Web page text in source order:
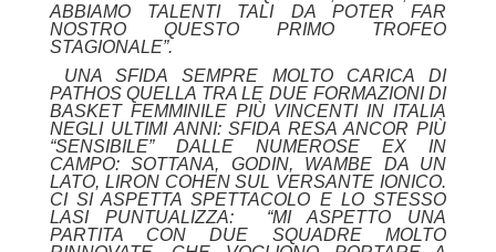
ABBIAMO TALENTI TALI DA POTER FAR
NOSTRO QUESTO PRIMO TROFEO
STAGIONALE”.
UNA SFIDA SEMPRE MOLTO CARICA DI
PATHOS QUELLA TRA LE DUE FORMAZIONI DI
BASKET FEMMINILE PIÙ VINCENTI IN ITALIA
NEGLI ULTIMI ANNI: SFIDA RESA ANCOR PIÙ
“SENSIBILE” DALLE NUMEROSE EX IN
CAMPO: SOTTANA, GODIN, WAMBE DA UN
LATO, LIRON COHEN SUL VERSANTE IONICO.
CI SI ASPETTA SPETTACOLO E LO STESSO
LASI PUNTUALIZZA: “MI ASPETTO UNA
PARTITA CON DUE SQUADRE MOLTO